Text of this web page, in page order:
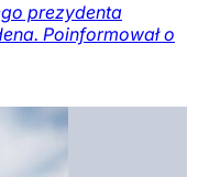
prezydenta
Poinformował o